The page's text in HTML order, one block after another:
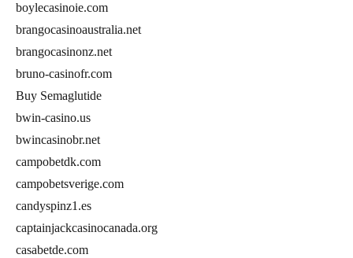
boylecasinoie.com
brangocasinoaustralia.net
brangocasinonz.net
bruno-casinofr.com
Buy Semaglutide
bwin-casino.us
bwincasinobr.net
campobetdk.com
campobetsverige.com
candyspinz1.es
captainjackcasinocanada.org
casabetde.com